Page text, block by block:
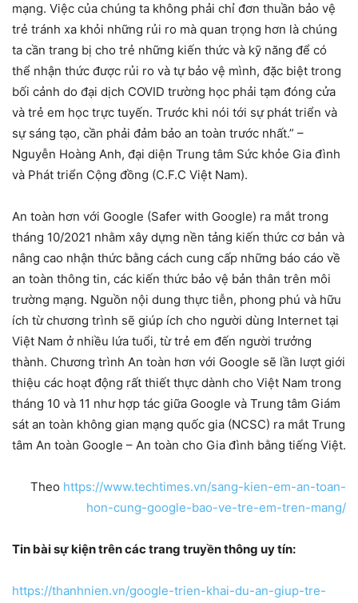
mạng. Việc của chúng ta không phải chỉ đơn thuần bảo vệ
trẻ tránh xa khỏi những rủi ro mà quan trọng hơn là chúng
ta cần trang bị cho trẻ những kiến thức và kỹ năng để có
thể nhận thức được rủi ro và tự bảo vệ mình, đặc biệt trong
bối cảnh do đại dịch COVID trường học phải tạm đóng cửa
và trẻ em học trực tuyến. Trước khi nói tới sự phát triển và
sự sáng tạo, cần phải đảm bảo an toàn trước nhất.” –
Nguyễn Hoàng Anh, đại diện Trung tâm Sức khỏe Gia đình
và Phát triển Cộng đồng (C.F.C Việt Nam).
An toàn hơn với Google (Safer with Google) ra mắt trong
tháng 10/2021 nhằm xây dựng nền tảng kiến thức cơ bản và
nâng cao nhận thức bằng cách cung cấp những báo cáo về
an toàn thông tin, các kiến thức bảo vệ bản thân trên môi
trường mạng. Nguồn nội dung thực tiễn, phong phú và hữu
ích từ chương trình sẽ giúp ích cho người dùng Internet tại
Việt Nam ở nhiều lứa tuổi, từ trẻ em đến người trưởng
thành. Chương trình An toàn hơn với Google sẽ lần lượt giới
thiệu các hoạt động rất thiết thực dành cho Việt Nam trong
tháng 10 và 11 như hợp tác giữa Google và Trung tâm Giám
sát an toàn không gian mạng quốc gia (NCSC) ra mắt Trung
tâm An toàn Google – An toàn cho Gia đình bằng tiếng Việt.
Theo https://www.techtimes.vn/sang-kien-em-an-toan-
hon-cung-google-bao-ve-tre-em-tren-mang/
Tin bài sự kiện trên các trang truyền thông uy tín:
https://thanhnien.vn/google-trien-khai-du-an-giup-tre-